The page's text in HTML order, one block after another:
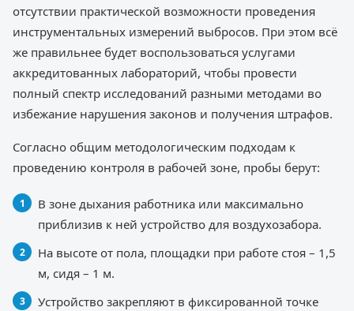
отсутствии практической возможности проведения
инструментальных измерений выбросов. При этом всё
же правильнее будет воспользоваться услугами
аккредитованных лабораторий, чтобы провести
полный спектр исследований разными методами во
избежание нарушения законов и получения штрафов.
Согласно общим методологическим подходам к
проведению контроля в рабочей зоне, пробы берут:
В зоне дыхания работника или максимально
приблизив к ней устройство для воздухозабора.
На высоте от пола, площадки при работе стоя – 1,5
м, сидя – 1 м.
Устройство закрепляют в фиксированной точке